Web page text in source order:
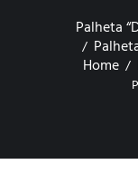
Palheta
Home